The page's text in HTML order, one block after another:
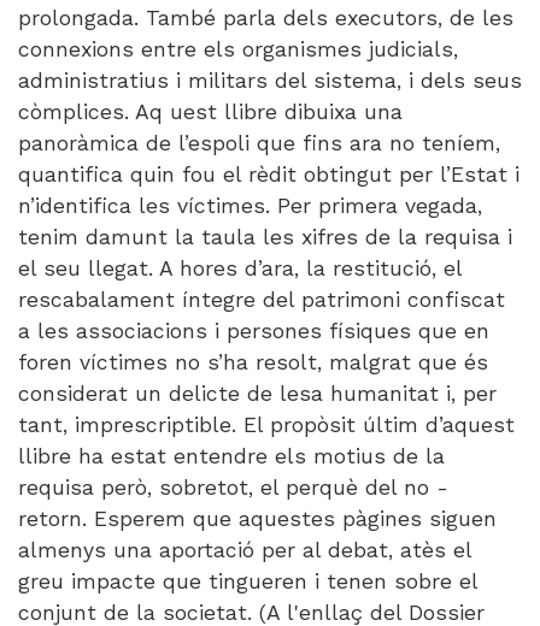
prolongada. També parla dels executors, de les
connexions entre els organismes judicials,
administratius i militars del sistema, i dels seus
còmplices. Aq uest llibre dibuixa una
panoràmica de l’espoli que fins ara no teníem,
quantifica quin fou el rèdit obtingut per l’Estat i
n’identifica les víctimes. Per primera vegada,
tenim damunt la taula les xifres de la requisa i
el seu llegat. A hores d’ara, la restitució, el
rescabalament íntegre del patrimoni confiscat
a les associacions i persones físiques que en
foren víctimes no s’ha resolt, malgrat que és
considerat un delicte de lesa humanitat i, per
tant, imprescriptible. El propòsit últim d’aquest
llibre ha estat entendre els motius de la
requisa però, sobretot, el perquè del no -
retorn. Esperem que aquestes pàgines siguen
almenys una aportació per al debat, atès el
greu impacte que tingueren i tenen sobre el
conjunt de la societat. (A l'enllaç del Dossier